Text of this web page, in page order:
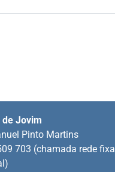
de Jovim
Pinto Martins
703 (chamada rede fixa